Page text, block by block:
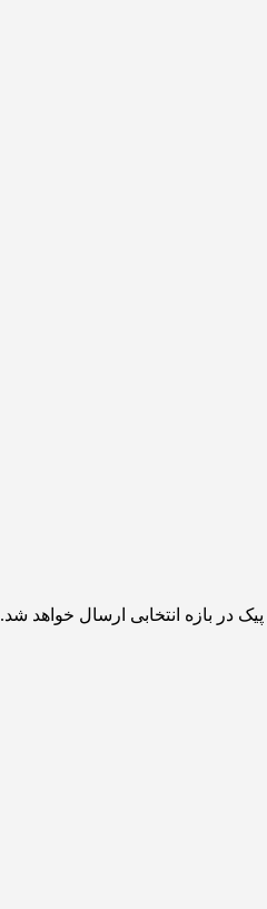
در بازه انتخابی ارسال خواهد شد.